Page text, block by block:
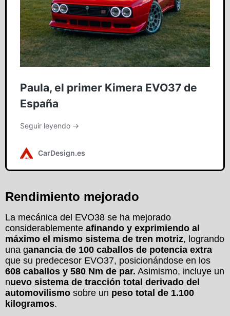
Rendimiento mejorado
La mecánica del EVO38 se ha mejorado
considerablemente afinando y exprimiendo al
máximo el mismo sistema de tren motriz, logrando
una ganancia de 100 caballos de potencia extra
que su predecesor EVO37, posicionándose en los
608 caballos y 580 Nm de par. Asimismo, incluye un
nuevo sistema de tracción total derivado del
automovilismo sobre un peso total de 1.100
kilogramos.